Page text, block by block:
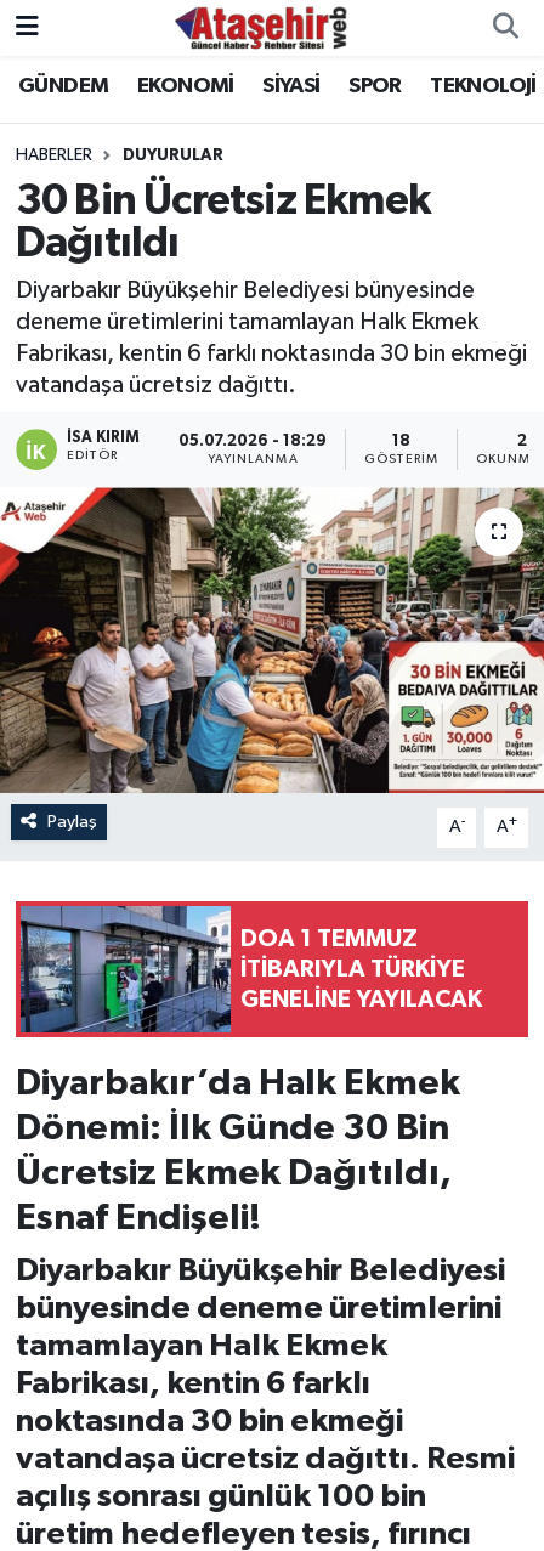
GÜNDEM EKONOMİ SİYASİ SPOR TEKNOLOJİ
HABERLER DUYURULAR
30 Bin Ücretsiz Ekmek
Dağıtıldı
Diyarbakır Büyükşehir Belediyesi bünyesinde
deneme üretimlerini tamamlayan Halk Ekmek
Fabrikası, kentin 6 farklı noktasında 30 bin ekmeği
vatandaşa ücretsiz dağıttı.
İSA KIRIM
EDITÖR
05.07.2026 - 18:29
YAYINLANMA
18
GÖSTERIM
2
OKUNMA
Paylaş A- A+
DOA 1 TEMMUZ
İTİBARIYLA TÜRKİYE
GENELİNE YAYILACAK
Diyarbakır’da Halk Ekmek
Dönemi: İlk Günde 30 Bin
Ücretsiz Ekmek Dağıtıldı,
Esnaf Endişeli!
Diyarbakır Büyükşehir Belediyesi
bünyesinde deneme üretimlerini
tamamlayan Halk Ekmek
Fabrikası, kentin 6 farklı
noktasında 30 bin ekmeği
vatandaşa ücretsiz dağıttı. Resmi
açılış sonrası günlük 100 bin
üretim hedefleyen tesis, fırıncı
Hava Durumu
Trafik Durumu
Süper Lig Puan Durumu ve Fikstür
Tüm Manşetler
Son Dakika Haberleri
Haber Arşivi